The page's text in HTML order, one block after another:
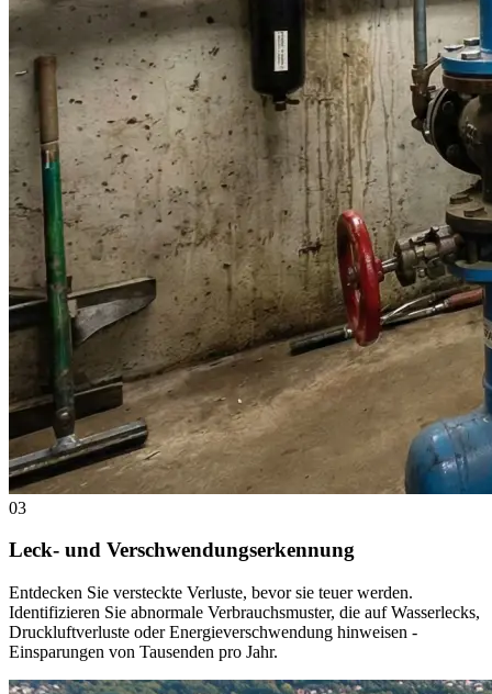
03
Leck- und Verschwendungserkennung
Entdecken Sie versteckte Verluste, bevor sie teuer werden.
Identifizieren Sie abnormale Verbrauchsmuster, die auf Wasserlecks,
Druckluftverluste oder Energieverschwendung hinweisen -
Einsparungen von Tausenden pro Jahr.